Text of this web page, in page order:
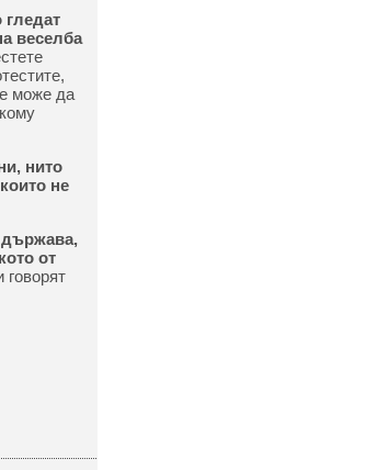
гледат
веселба
може да
нито
не
държава,
от